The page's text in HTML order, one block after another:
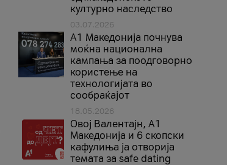
културно наследство
03.07.2026
A1 Македонија почнува
моќна национална
кампања за поодговорно
користење на
технологијата во
сообраќајот
18.05.2026
Овој Валентајн, A1
Македонија и 6 скопски
кафулиња ја отворија
темата за safe dating